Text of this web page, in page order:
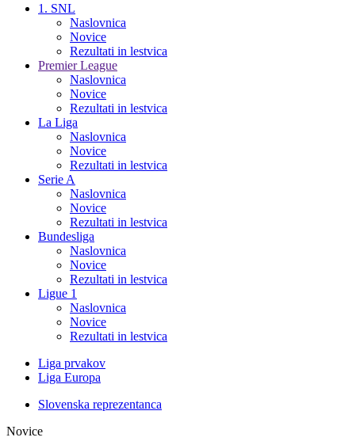
1. SNL
Naslovnica
Novice
Rezultati in lestvica
Premier League
Naslovnica
Novice
Rezultati in lestvica
La Liga
Naslovnica
Novice
Rezultati in lestvica
Serie A
Naslovnica
Novice
Rezultati in lestvica
Bundesliga
Naslovnica
Novice
Rezultati in lestvica
Ligue 1
Naslovnica
Novice
Rezultati in lestvica
Liga prvakov
Liga Europa
Slovenska reprezentanca
Novice